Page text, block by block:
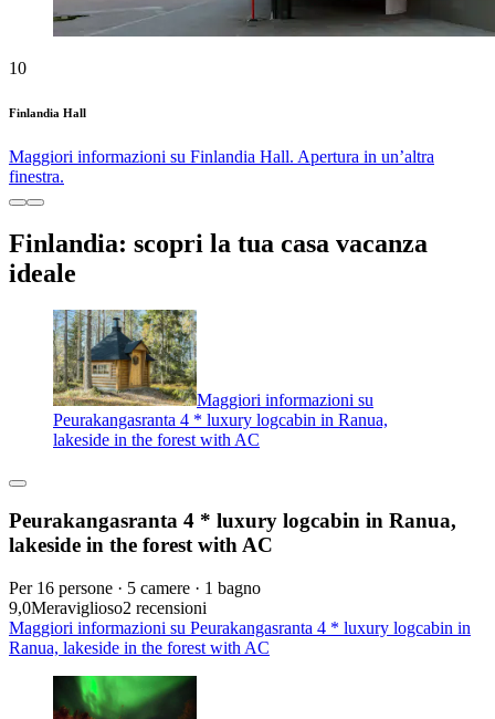
10
Finlandia Hall
Maggiori informazioni su Finlandia Hall. Apertura in un’altra
finestra.
Finlandia: scopri la tua casa vacanza
ideale
Maggiori informazioni su
Peurakangasranta 4 * luxury logcabin in Ranua,
lakeside in the forest with AC
Peurakangasranta 4 * luxury logcabin in Ranua,
lakeside in the forest with AC
Per 16 persone · 5 camere · 1 bagno
9,0Meraviglioso2 recensioni
Maggiori informazioni su Peurakangasranta 4 * luxury logcabin in
Ranua, lakeside in the forest with AC